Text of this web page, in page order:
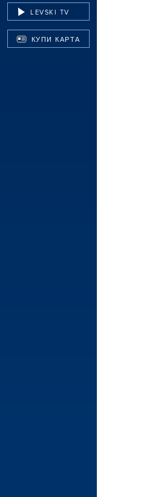
LEVSKI TV
КУПИ КАРТА